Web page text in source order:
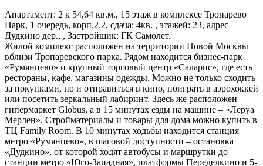
Апартамент: 2 к 54,64 кв.м., 15 этаж в комплексе Тропарево
Парк, 1 очередь, корп.2.2, сдача: 4кв. , этажей: 23, адрес
Дудкино дер., , Застройщик: ГК Самолет.
Жилой комплекс расположен на территории Новой Москвы
вблизи Тропаревского парка. Рядом находится бизнес-парк
«Румянцево» и крупный торговый центр «Саларис», где есть
рестораны, кафе, магазины одежды. Можно не только сходить
за покупками, но и отправиться в кино, поиграть в аэрохоккей
или посетить зеркальный лабиринт. Здесь же расположен
гипермаркет Globus, а в 15 минутах езды на машине ‒ «Леруа
Мерлен». Стройматериалы и товары для дома можно купить в
ТЦ Family Room. В 10 минутах ходьбы находится станция
метро «Румянцево», в шаговой доступности ‒ остановка
«Дудкино», от которой ходят автобусы и маршрутки до
станции метро «Юго-Западная», платформы Переделкино и 5-